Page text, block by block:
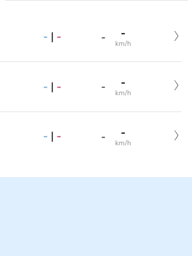
- | - - -
km/h
- | - - -
km/h
- | - - -
km/h